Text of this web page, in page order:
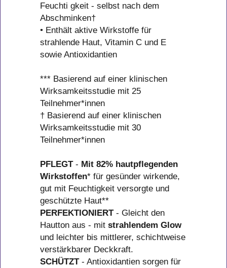
Feuchti gkeit - selbst nach dem
Abschminken†
• Enthält aktive Wirkstoffe für
strahlende Haut, Vitamin C und E
sowie Antioxidantien
*** Basierend auf einer klinischen
Wirksamkeitsstudie mit 25
Teilnehmer*innen
† Basierend auf einer klinischen
Wirksamkeitsstudie mit 30
Teilnehmer*innen
PFLEGT- Mit 82% hautpflegenden
Wirkstoffen* für gesünder wirkende,
gut mit Feuchtigkeit versorgte und
geschützte Haut**
PERFEKTIONIERT- Gleicht den
Hautton aus - mit strahlendem Glow
und leichter bis mittlerer, schichtweise
verstärkbarer Deckkraft.
SCHÜTZT- Antioxidantien sorgen für